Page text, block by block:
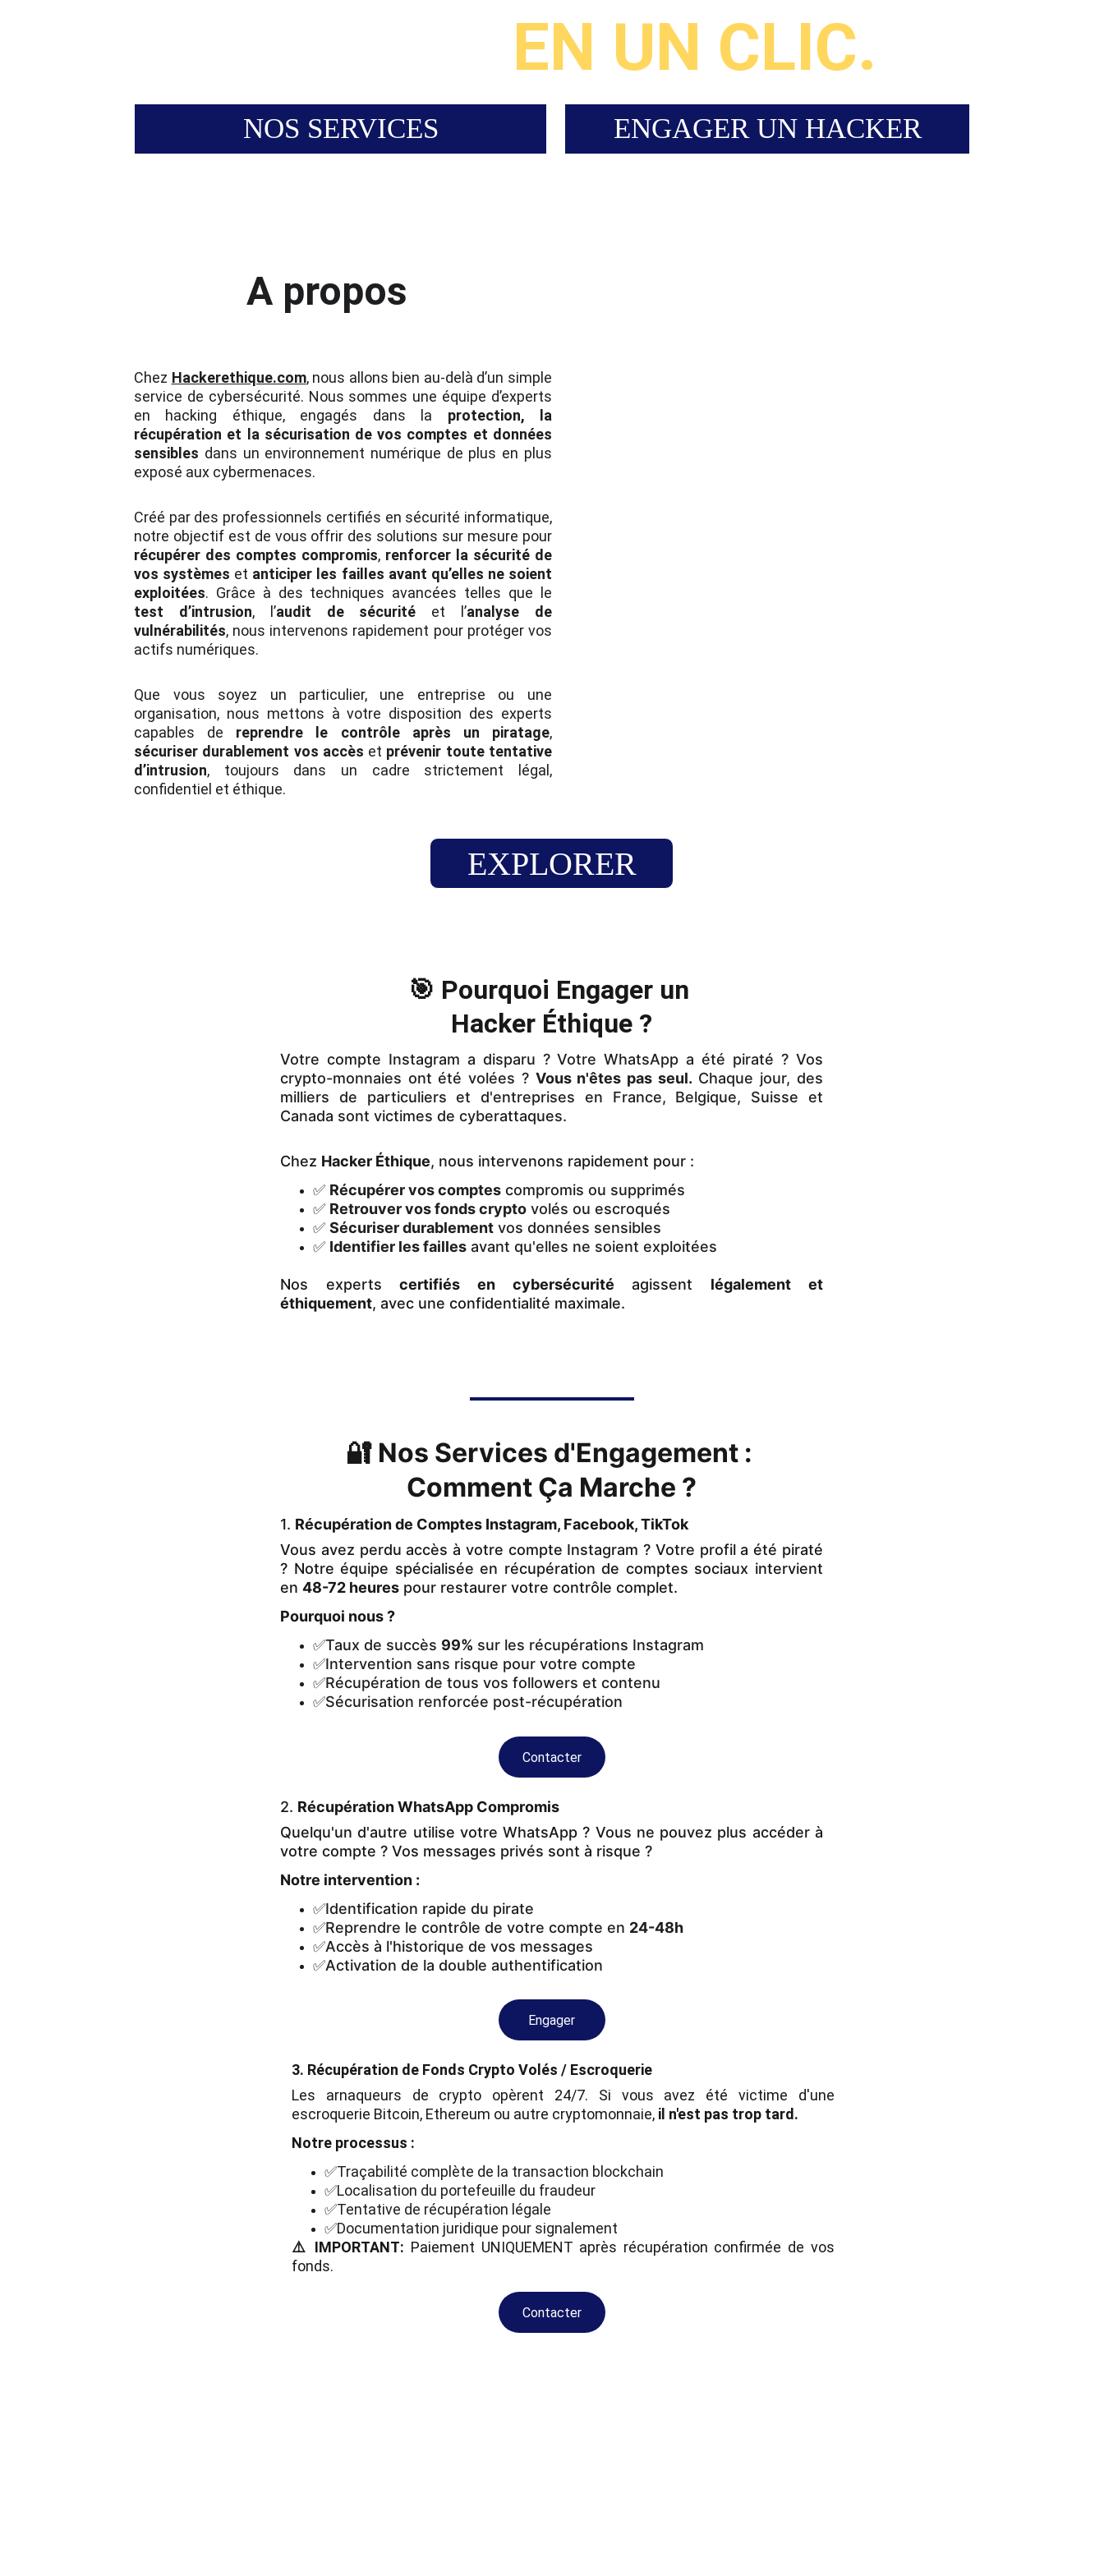
EN UN CLIC.
NOS SERVICES ENGAGER UN HACKER
A propos
Chez Hackerethique.com, nous allons bien au-delà d’un simple
service de cybersécurité. Nous sommes une équipe d’experts
en hacking éthique, engagés dans la protection, la
récupération et la sécurisation de vos comptes et données
sensibles dans un environnement numérique de plus en plus
exposé aux cybermenaces.
Créé par des professionnels certifiés en sécurité informatique,
notre objectif est de vous offrir des solutions sur mesure pour
récupérer des comptes compromis, renforcer la sécurité de
vos systèmes et anticiper les failles avant qu’elles ne soient
exploitées. Grâce à des techniques avancées telles que le
test d’intrusion, l’audit de sécurité et l’analyse de
vulnérabilités, nous intervenons rapidement pour protéger vos
actifs numériques.
Que vous soyez un particulier, une entreprise ou une
organisation, nous mettons à votre disposition des experts
capables de reprendre le contrôle après un piratage,
sécuriser durablement vos accès et prévenir toute tentative
d’intrusion, toujours dans un cadre strictement légal,
confidentiel et éthique.
EXPLORER
🎯 Pourquoi Engager un
Hacker Éthique ?
Votre compte Instagram a disparu ? Votre WhatsApp a été piraté ? Vos
crypto-monnaies ont été volées ? Vous n'êtes pas seul. Chaque jour, des
milliers de particuliers et d'entreprises en France, Belgique, Suisse et
Canada sont victimes de cyberattaques.
Chez Hacker Éthique, nous intervenons rapidement pour :
✅ Récupérer vos comptes compromis ou supprimés
✅ Retrouver vos fonds crypto volés ou escroqués
✅Sécuriser durablement vos données sensibles
✅ Identifier les failles avant qu'elles ne soient exploitées
Nos expertscertifiés en cybersécurité agissent légalement et
éthiquement, avec une confidentialité maximale.
🔐 Nos Services d'Engagement :
Comment Ça Marche ?
1. Récupération de Comptes Instagram, Facebook, TikTok
Vous avez perdu accès à votre compte Instagram ? Votre profil a été piraté
? Notre équipe spécialisée en récupération de comptes sociaux intervient
en48-72 heures pour restaurer votre contrôle complet.
Pourquoi nous ?
✅Taux de succès 99% sur les récupérations Instagram
✅Intervention sans risque pour votre compte
✅Récupération de tous vos followers et contenu
✅Sécurisation renforcée post-récupération
Contacter
2. Récupération WhatsApp Compromis
Quelqu'un d'autre utilise votre WhatsApp ? Vous ne pouvez plus accéder à
votre compte ? Vos messages privés sont à risque ?
Notre intervention :
✅Identification rapide du pirate
✅Reprendre le contrôle de votre compte en 24-48h
✅Accès à l'historique de vos messages
✅Activation de la double authentification
Engager
3. Récupération de Fonds Crypto Volés / Escroquerie
Les arnaqueurs de crypto opèrent 24/7. Si vous avez été victime d'une
escroquerie Bitcoin, Ethereum ou autre cryptomonnaie, il n'est pas trop tard.
Notre processus :
✅Traçabilité complète de la transaction blockchain
✅Localisation du portefeuille du fraudeur
✅Tentative de récupération légale
✅Documentation juridique pour signalement
⚠️ IMPORTANT: Paiement UNIQUEMENT après récupération confirmée de vos
fonds.
Contacter